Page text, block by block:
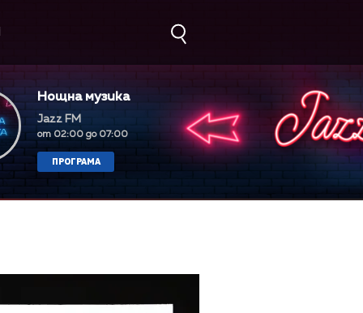
Нощна музика
Jazz FM
от 02:00 до 07:00
ПРОГРАМА